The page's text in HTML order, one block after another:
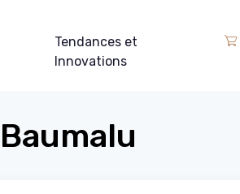
Tendances et
Innovations
Baumalu